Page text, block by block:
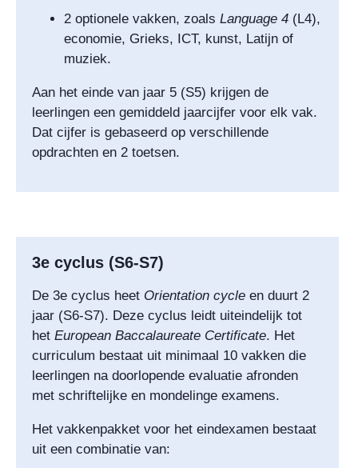
2 optionele vakken, zoals Language 4 (L4),
economie, Grieks, ICT, kunst, Latijn of
muziek.
Aan het einde van jaar 5 (S5) krijgen de
leerlingen een gemiddeld jaarcijfer voor elk vak.
Dat cijfer is gebaseerd op verschillende
opdrachten en 2 toetsen.
3e cyclus (S6-S7)
De 3e cyclus heet Orientation cycle en duurt 2
jaar (S6-S7). Deze cyclus leidt uiteindelijk tot
het European Baccalaureate Certificate. Het
curriculum bestaat uit minimaal 10 vakken die
leerlingen na doorlopende evaluatie afronden
met schriftelijke en mondelinge examens.
Het vakkenpakket voor het eindexamen bestaat
uit een combinatie van: